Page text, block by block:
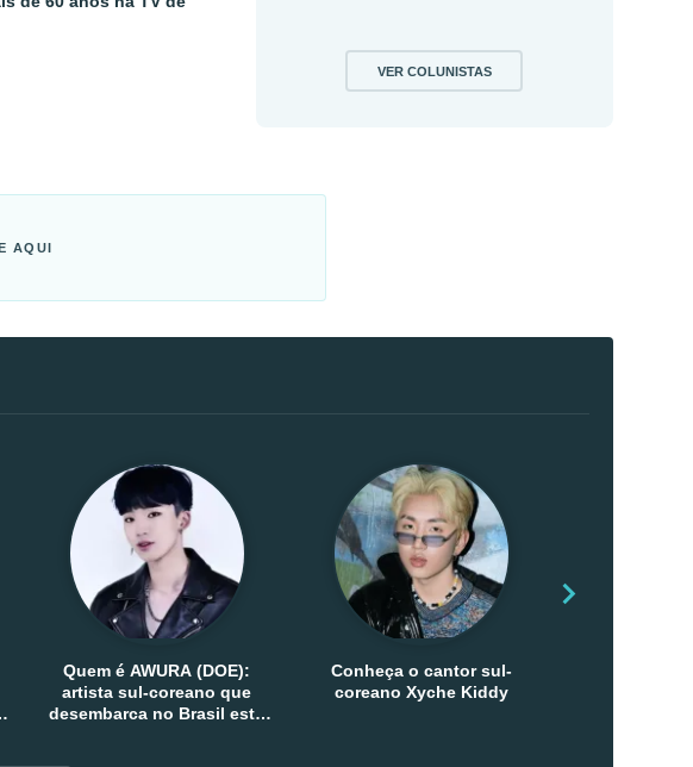
VER COLUNISTAS
AQUI
Quem é AWURA (DOE):
artista sul-coreano que
desembarca no Brasil esta
Conheça o cantor sul-
coreano Xyche Kiddy